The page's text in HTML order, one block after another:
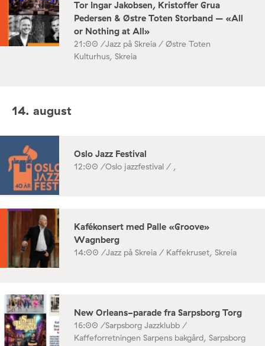
Tor Ingar Jakobsen, Kristoffer Grua
Pedersen & Østre Toten Storband – «All
or Nothing at All»
21:00 /Jazz på Skreia / Østre Toten
Kulturhus, Skreia
14. august
Oslo Jazz Festival
12:00 /Oslo jazzfestival / ,
Kafékonsert med Palle «Groove»
Wagnberg
14:00 /Jazz på Skreia / Kaffekruset, Skreia
New Orleans-parade fra Sarpsborg Torg
16:00 /Sarpsborg Jazzklubb /
Kaffeforretningen Sarpens bakgård, Sarpsborg